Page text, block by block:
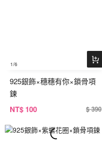
1/6
925銀飾×穗穗有你×鎖骨項
鍊
NT$ 100 $ 390